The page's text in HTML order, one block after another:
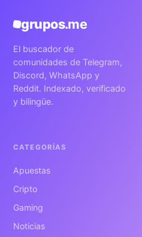
grupos.me
El buscador de
comunidades de Telegram,
Discord, WhatsApp y
Reddit. Indexado, verificado
y bilingüe.
CATEGORÍAS
Apuestas
Cripto
Gaming
Noticias